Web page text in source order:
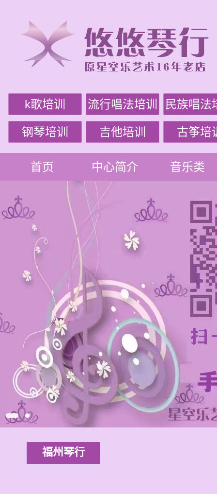
k歌培训 流行唱法培训 民族唱法
钢琴培训 吉他培训 古筝培
首页 中心简介 音乐类
福州琴行